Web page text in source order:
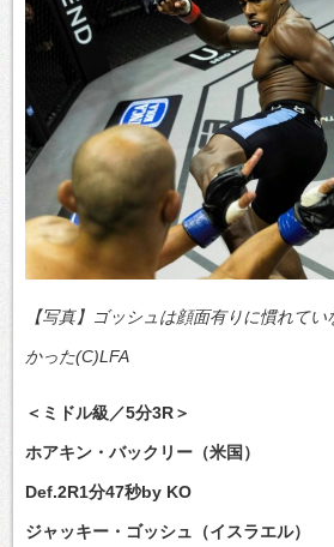
【写真】ゴッシュは顔面有りに慣れて
かった(C)LFA
＜ミドル級／5分3R＞
ホアキン・バックリー（米国）
Def.2R1分47秒by KO
ジャッキー・ゴッシュ（イスラエル）